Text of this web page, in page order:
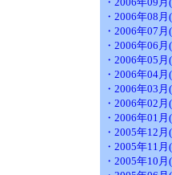
・2006年08月
・2006年07月
・2006年06月
・2006年05月
・2006年04月
・2006年03月
・2006年02月
・2006年01月
・2005年12月
・2005年11月
・2005年10月